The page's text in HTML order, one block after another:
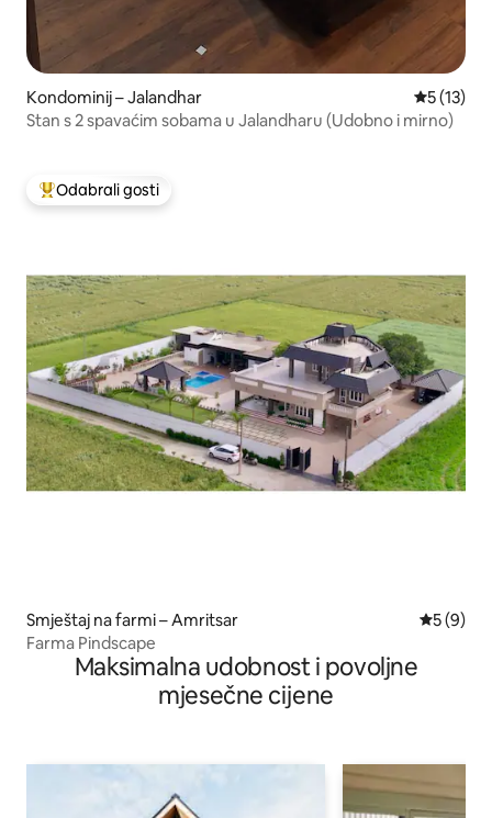
Kondominij – Jalandhar Prosječna
5 (13)
Stan s 2 spavaćim sobama u Jalandharu (Udobno i mirno)
Među najviše rangiranima s oznakom „Odabrali gosti”
Odabrali gosti
Smještaj na farmi – Amritsar
5 (9)
Farma Pindscape
Maksimalna udobnost i povoljne
mjesečne cijene